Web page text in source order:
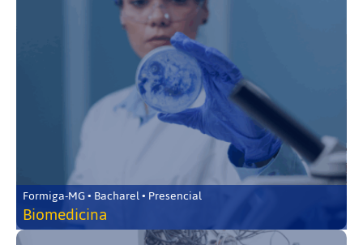
Formiga-MG • Bacharel • Presencial
Biomedicina